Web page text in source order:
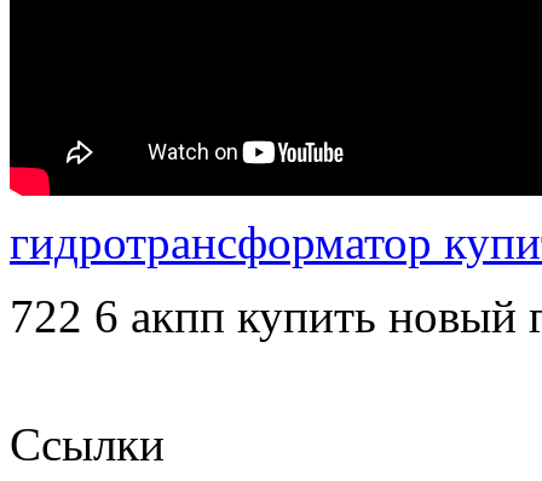
гидротрансформатор
722 6 акпп купить новый
Ссылки